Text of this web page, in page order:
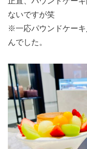
ないですが笑
※一応パウンドケー
んでした。